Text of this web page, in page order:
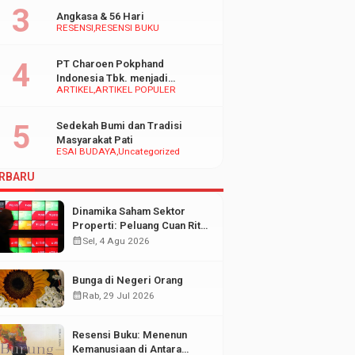
RESENSI RESENSI BUKU
Angkasa & 56 Hari
ARTIKELARTIKEL POPULER
PT Charoen Pokphand
Indonesia Tbk. menjadi
inspirasi Bagi UMKM di
ESAI BUDAYAUncategorized
Sedekah Bumi dan Tradisi
Masyarakat Pati
Dinamika Saham Sektor
Properti: Peluang Cuan Ritel
di Tengah Fluktuasi Pasar
calendar_monthSel, 4 Agu 2026
Bunga di Negeri Orang
calendar_monthRab, 29 Jul 2026
Resensi Buku: Menenun
Kemanusiaan di Antara